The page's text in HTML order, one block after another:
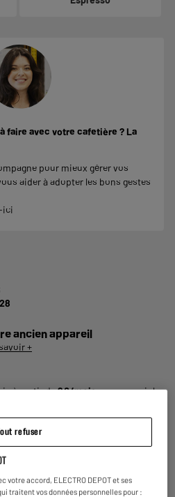
faire avec votre cafetière ? La
pour mieux gérer vos
aider à adopter les bons gestes
ici
ancien appareil
+
à partir de6€/moispour couvrir les
responsable, économisez
d'ici 2030.En savoir +
refuser
votre accord, ELECTRO DEPOT et ses
traitent vos données personnelles pour :